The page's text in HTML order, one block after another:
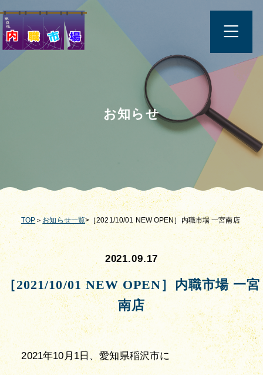
お知らせ
TOP ＞ お知らせ一覧>［2021/10/01 NEW OPEN］内職市場 一宮南店
2021.09.17
［2021/10/01 NEW OPEN］内職市場 一宮
南店
2021年10月1日、愛知県稲沢市に